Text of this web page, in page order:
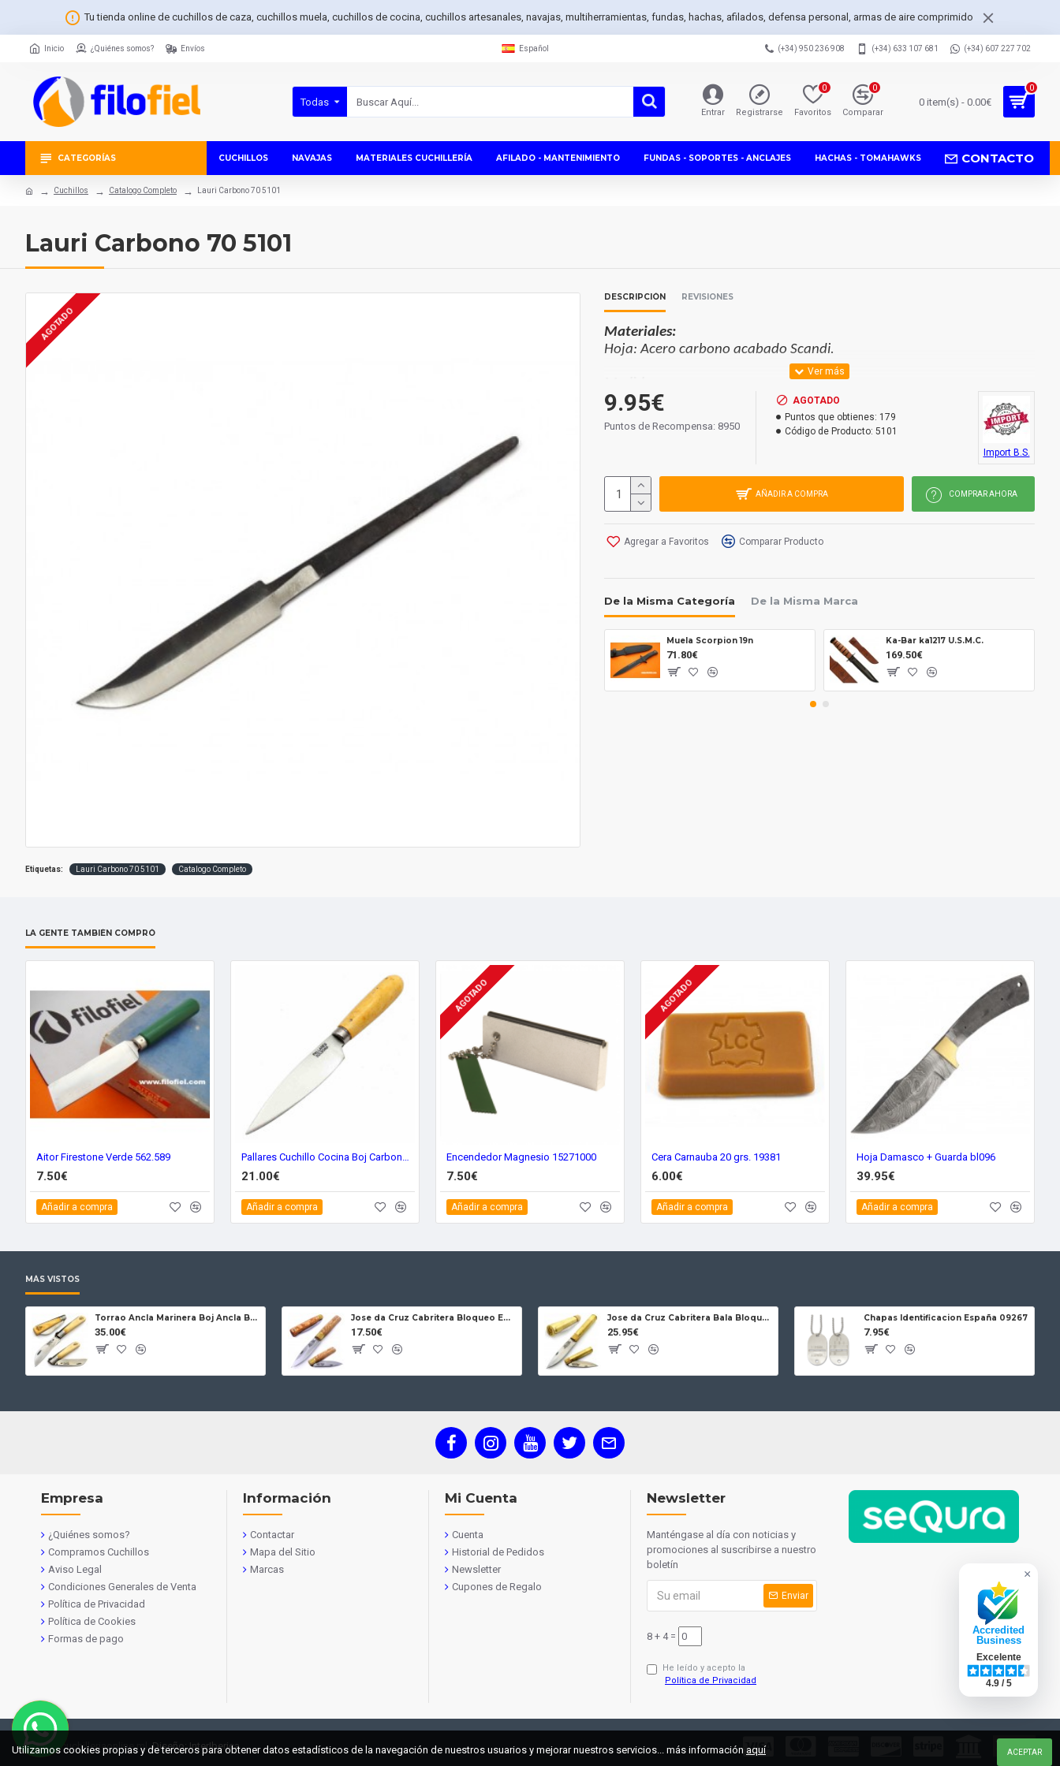
Tu tienda online de cuchillos de caza, cuchillos muela, cuchillos de cocina, cuchillos artesanales, navajas, multiherramientas, fundas, hachas, afilados, defensa personal, armas de aire comprimido
Inicio ¿Quiénes somos? Envíos Español (+34) 950 236 908 (+34) 633 107 681 (+34) 607 227 702
Todas
Entrar Registrarse Favoritos
0
Comparar
0
0 item(s) - 0.00€
0
CATEGORÍAS CUCHILLOS NAVAJAS MATERIALES CUCHILLERÍA AFILADO - MANTENIMIENTO FUNDAS - SOPORTES - ANCLAJES HACHAS - TOMAHAWKS CONTACTO
Cuchillos Catalogo Completo Lauri Carbono 70 5101
Lauri Carbono 70 5101
AGOTADO
DESCRIPCIÓN REVISIONES
Materiales:
Hoja: Acero carbono acabado Scandi.
Largo hoja: 70 mm.
Largo total: 159 mm.
Grosor hoja: 2 mm.
Hecho en Finlandia.
9.95€
Puntos de Recompensa: 8950
AGOTADO
Puntos que obtienes: 179
Código de Producto: 5101
Import B.S.
AÑADIR A COMPRA COMPRAR AHORA
Agregar a Favoritos Comparar Producto
De la Misma Categoría De la Misma Marca
Muela Scorpion 19n
71.80€
Ka-Bar ka1217 U.S.M.C.
169.50€
Etiquetas: Lauri Carbono 70 5101 Catalogo Completo
LA GENTE TAMBIÉN COMPRÓ
Aitor Firestone Verde 562.589
7.50€
Añadir a compra
Pallares Cuchillo Cocina Boj Carbono 9
21.00€
Añadir a compra
AGOTADO
Encendedor Magnesio 15271000
7.50€
Añadir a compra
AGOTADO
Cera Carnauba 20 grs. 19381
6.00€
Añadir a compra
Hoja Damasco + Guarda bl096
39.95€
Añadir a compra
MÁS VISTOS
Torrao Ancla Marinera Boj Ancla Bloqueo
35.00€
Jose da Cruz Cabritera Bloqueo Encina Carbono
17.50€
Jose da Cruz Cabritera Bala Bloqueo Carbono
25.95€
Chapas Identificacion España 09267
7.95€
Empresa
¿Quiénes somos?
Compramos Cuchillos
Aviso Legal
Condiciones Generales de Venta
Política de Privacidad
Política de Cookies
Formas de pago
Información
Contactar
Mapa del Sitio
Marcas
Mi Cuenta
Cuenta
Historial de Pedidos
Newsletter
Cupones de Regalo
Newsletter
Manténgase al día con noticias y
promociones al suscribirse a nuestro
boletín
Enviar
8 + 4 =
He leído y acepto la
Política de Privacidad
© 2021 cuchilleriaonline.ml Diseño: InterIberica ACEPTAR
Utilizamos cookies propias y de terceros para obtener datos estadísticos de la navegación de nuestros usuarios y mejorar nuestros servicios... más información aquí
×
Accredited
Business
Excelente
4.9 / 5